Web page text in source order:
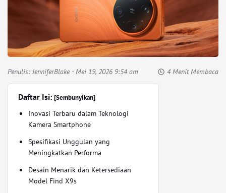
Penulis:JenniferBlake- Mei 19, 2026 9:54 am 4 Menit Membaca
Daftar Isi: [Sembunyikan]
Inovasi Terbaru dalam Teknologi
Kamera Smartphone
Spesifikasi Unggulan yang
Meningkatkan Performa
Desain Menarik dan Ketersediaan
Model Find X9s